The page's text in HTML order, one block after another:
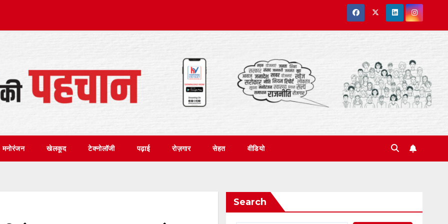
मनोरंजन खेलकूद टेक्नोलॉजी पढ़ाई रोज़गार सेहत वीडियो
Search